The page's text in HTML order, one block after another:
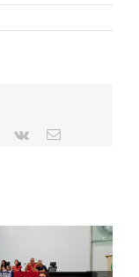
Pinterest
Vk
E-